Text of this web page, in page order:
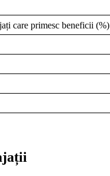
care primesc beneficii (%)